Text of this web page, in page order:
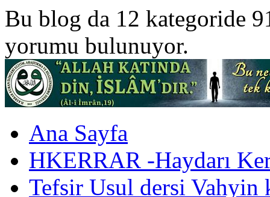
Bu blog da 12 kategoride
yorumu bulunuyor.
Ana Sayfa
HKERRAR -Haydarı
Tefsir Usul dersi Vahyin